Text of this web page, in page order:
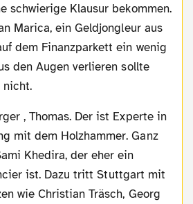
schwierige Klausur bekommen.
Marica, ein Geldjongleur aus
dem Finanzparkett ein wenig
den Augen verlieren sollte
nicht.
mit dem Holzhammer. Ganz
Khedira, der eher ein
ist. Dazu tritt Stuttgart mit
wie Christian Träsch, Georg